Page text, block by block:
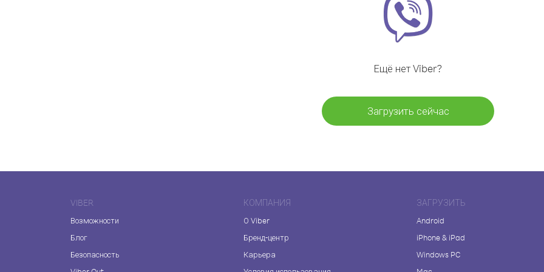
Ещё нет Viber?
Загрузить сейчас
VIBER
Возможности
Блог
Безопасность
КОМПАНИЯ
О Viber
Бренд-центр
Карьера
ЗАГРУЗИТЬ
Android
iPhone & iPad
Windows PC